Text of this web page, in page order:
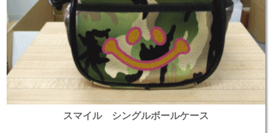
スマイル シングルボールケース